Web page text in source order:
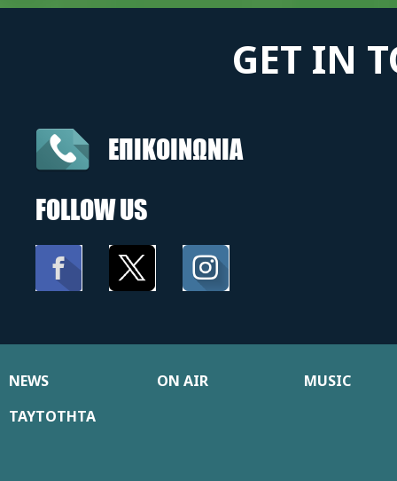
GET IN
ΕΠΙΚΟΙΝΩΝΙΑ
FOLLOW US
NEWS ON AIR
MUSIC
ΤΑΥΤΟΤΗΤΑ